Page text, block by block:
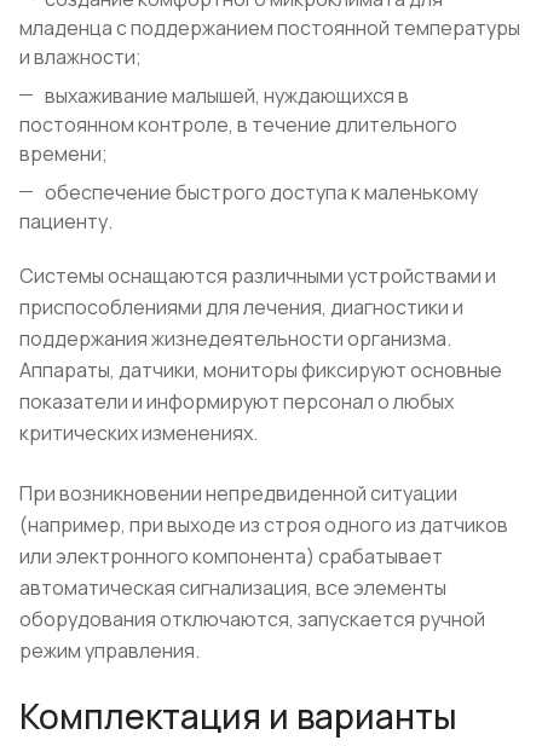
младенца с поддержанием постоянной температуры
и влажности;
выхаживание малышей, нуждающихся в
постоянном контроле, в течение длительного
времени;
обеспечение быстрого доступа к маленькому
пациенту.
Системы оснащаются различными устройствами и
приспособлениями для лечения, диагностики и
поддержания жизнедеятельности организма.
Аппараты, датчики, мониторы фиксируют основные
показатели и информируют персонал о любых
критических изменениях.
При возникновении непредвиденной ситуации
(например, при выходе из строя одного из датчиков
или электронного компонента) срабатывает
автоматическая сигнализация, все элементы
оборудования отключаются, запускается ручной
режим управления.
Комплектация и варианты